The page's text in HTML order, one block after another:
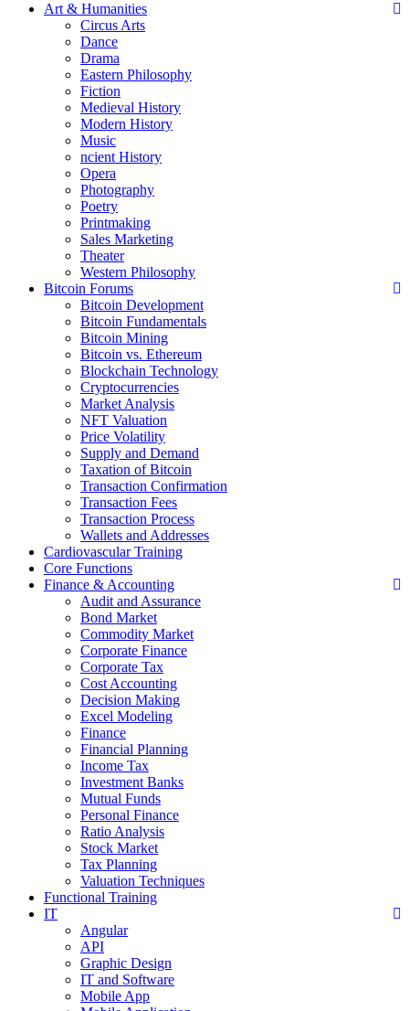
Art & Humanities
Circus Arts
Dance
Drama
Eastern Philosophy
Fiction
Medieval History
Modern History
Music
ncient History
Opera
Photography
Poetry
Printmaking
Sales Marketing
Theater
Western Philosophy
Bitcoin Forums
Bitcoin Development
Bitcoin Fundamentals
Bitcoin Mining
Bitcoin vs. Ethereum
Blockchain Technology
Cryptocurrencies
Market Analysis
NFT Valuation
Price Volatility
Supply and Demand
Taxation of Bitcoin
Transaction Confirmation
Transaction Fees
Transaction Process
Wallets and Addresses
Cardiovascular Training
Core Functions
Finance & Accounting
Audit and Assurance
Bond Market
Commodity Market
Corporate Finance
Corporate Tax
Cost Accounting
Decision Making
Excel Modeling
Finance
Financial Planning
Income Tax
Investment Banks
Mutual Funds
Personal Finance
Ratio Analysis
Stock Market
Tax Planning
Valuation Techniques
Functional Training
IT
Angular
API
Graphic Design
IT and Software
Mobile App